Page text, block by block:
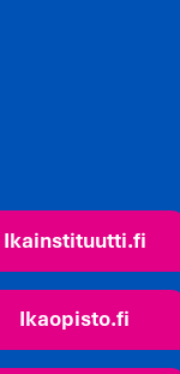
Ikainstituutti.fi
Ikaopisto.fi